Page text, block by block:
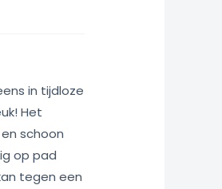
in tijdloze
Het
schoon
op pad
tegen een